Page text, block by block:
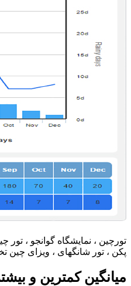
تورچین ، نمایشگاه گوانجو ، تور
پکن ، تور شانگهای ، ویزای
میانگین کمترین و